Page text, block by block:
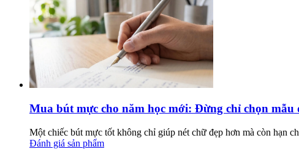
Mua bút mực cho năm học mới: Đừng chỉ chọn
Một chiếc bút mực tốt không chỉ giúp nét chữ đẹp hơn mà còn hạn
Đánh giá sản phẩm